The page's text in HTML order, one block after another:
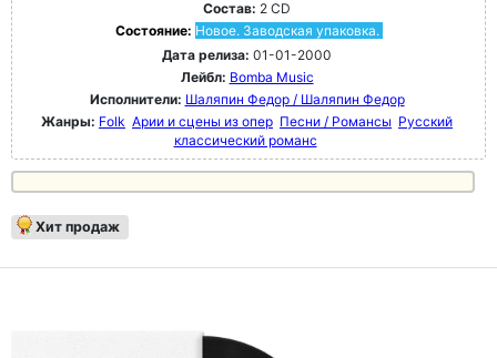
Состав: 2 CD
Состояние: Новое. Заводская упаковка.
Дата релиза: 01-01-2000
Лейбл: Bomba Music
Исполнители: Шаляпин Федор / Шаляпин Федор
Жанры: Folk Арии и сцены из опер Песни / Романсы Русский
классический романс
Хит продаж